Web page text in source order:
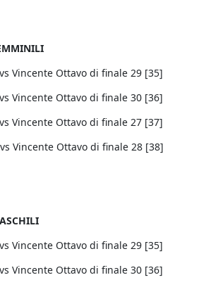
Vincente Ottavo di finale 29 [35]
Vincente Ottavo di finale 30 [36]
Vincente Ottavo di finale 27 [37]
Vincente Ottavo di finale 28 [38]
Vincente Ottavo di finale 29 [35]
Vincente Ottavo di finale 30 [36]